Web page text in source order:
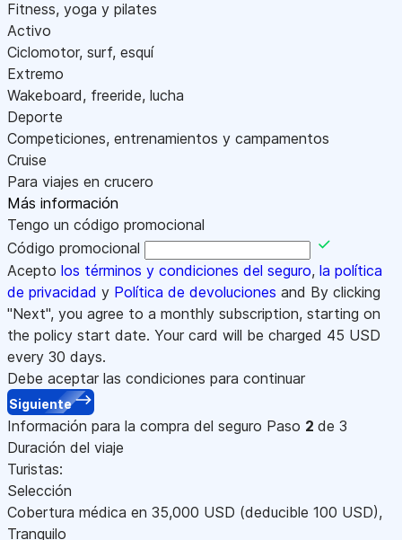
Fitness, yoga y pilates
Activo
Ciclomotor, surf, esquí
Extremo
Wakeboard, freeride, lucha
Deporte
Competiciones, entrenamientos y campamentos
Cruise
Para viajes en crucero
Más información
Tengo un código promocional
Código promocional
Acepto los términos y condiciones del seguro, la política
de privacidad y Política de devoluciones and By clicking
"Next", you agree to a monthly subscription, starting on
the policy start date. Your card will be charged 45 USD
every 30 days.
Debe aceptar las condiciones para continuar
Siguiente
Información para la compra del seguro Paso 2 de 3
Duración del viaje
Turistas:
Selección
Cobertura médica en 35,000 USD (deducible 100 USD),
Tranquilo